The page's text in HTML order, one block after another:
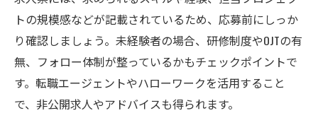
トの規模感などが記載されているため、応募前にしっか
り確認しましょう。未経験者の場合、研修制度やOJTの有
無、フォロー体制が整っているかもチェックポイントで
す。転職エージェントやハローワークを活用すること
で、非公開求人やアドバイスも得られます。